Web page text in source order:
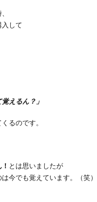
入して
えるん？」
るのです。
とは思いましたが
今でも覚えています。（笑）